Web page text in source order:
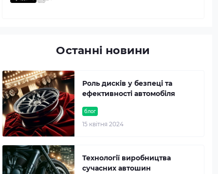
Останні новини
блог
15 квітня 2024
Роль дисків у безпеці та
ефективності автомобіля
Технології виробництва
сучасних автошин